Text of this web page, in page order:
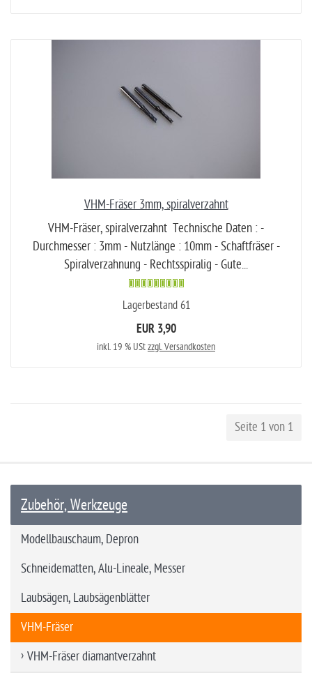
VHM-Fräser 3mm, spiralverzahnt
VHM-Fräser, spiralverzahnt Technische Daten : -
Durchmesser : 3mm - Nutzlänge : 10mm - Schaftfräser -
Spiralverzahnung - Rechtsspiralig - Gute...
Lagerbestand 61
EUR 3,90
inkl. 19 % UStzzgl. Versandkosten
Seite 1 von 1
Zubehör, Werkzeuge
Modellbauschaum, Depron
Schneidematten, Alu-Lineale, Messer
Laubsägen, Laubsägenblätter
VHM-Fräser
VHM-Fräser diamantverzahnt